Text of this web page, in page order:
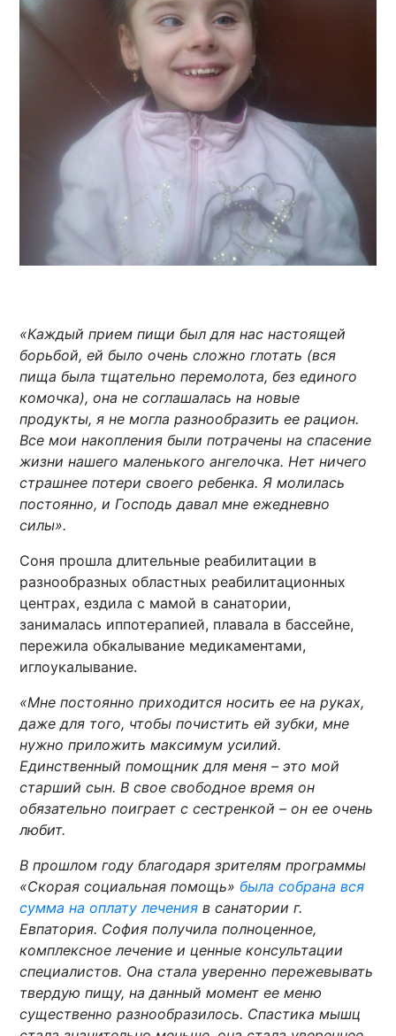
«Каждый прием пищи был для нас настоящей
борьбой, ей было очень сложно глотать (вся
пища была тщательно перемолота, без единого
комочка), она не соглашалась на новые
продукты, я не могла разнообразить ее рацион.
Все мои накопления были потрачены на спасение
жизни нашего маленького ангелочка. Нет ничего
страшнее потери своего ребенка. Я молилась
постоянно, и Господь давал мне ежедневно
силы».
Соня прошла длительные реабилитации в
разнообразных областных реабилитационных
центрах, ездила с мамой в санатории,
занималась иппотерапией, плавала в бассейне,
пережила обкалывание медикаментами,
иглоукалывание.
«Мне постоянно приходится носить ее на руках,
даже для того, чтобы почистить ей зубки, мне
нужно приложить максимум усилий.
Единственный помощник для меня – это мой
старший сын. В свое свободное время он
обязательно поиграет с сестренкой – он ее очень
любит.
В прошлом году благодаря зрителям программы
«Скорая социальная помощь»была собрана вся
сумма на оплату лечения в санатории г.
Евпатория. София получила полноценное,
комплексное лечение и ценные консультации
специалистов. Она стала уверенно пережевывать
твердую пищу, на данный момент ее меню
существенно разнообразилось. Спастика мышц